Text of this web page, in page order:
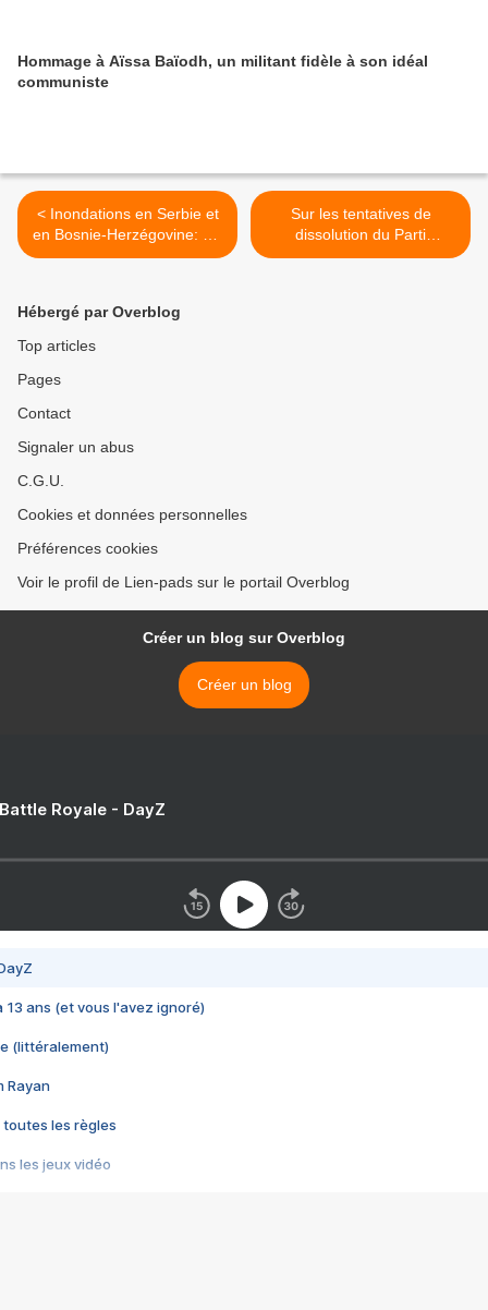
Hommage à Aïssa Baïodh, un militant fidèle à son idéal
communiste
< Inondations en Serbie et
en Bosnie-Herzégovine: Un
appel urgent du Nouveau
Sur les tentatives de
dissolution du Parti
Communiste d'Ukraine:
Hébergé par Overblog
Top articles
Pages
Contact
Signaler un abus
C.G.U.
Cookies et données personnelles
Préférences cookies
Voir le profil de Lien-pads sur le portail Overblog
Créer un blog sur Overblog
Créer un blog
Royale - DayZ
13 ans (et vous l'avez ignoré)
(littéralement)
Rayan
toutes les règles
les jeux vidéo